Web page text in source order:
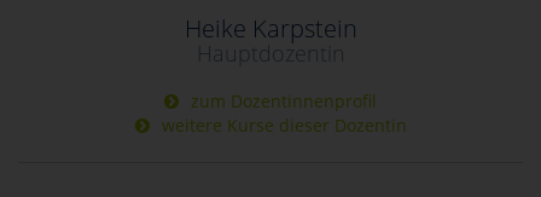
Heike Karpstein
Hauptdozentin
zum Dozentinnenprofil
weitere Kurse dieser Dozentin